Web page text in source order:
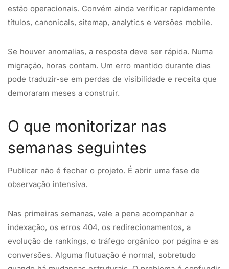
estão operacionais. Convém ainda verificar rapidamente
títulos, canonicals, sitemap, analytics e versões mobile.
Se houver anomalias, a resposta deve ser rápida. Numa
migração, horas contam. Um erro mantido durante dias
pode traduzir-se em perdas de visibilidade e receita que
demoraram meses a construir.
O que monitorizar nas
semanas seguintes
Publicar não é fechar o projeto. É abrir uma fase de
observação intensiva.
Nas primeiras semanas, vale a pena acompanhar a
indexação, os erros 404, os redirecionamentos, a
evolução de rankings, o tráfego orgânico por página e as
conversões. Alguma flutuação é normal, sobretudo